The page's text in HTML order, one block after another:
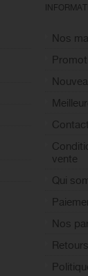
Nos
vente
Qui
Nos